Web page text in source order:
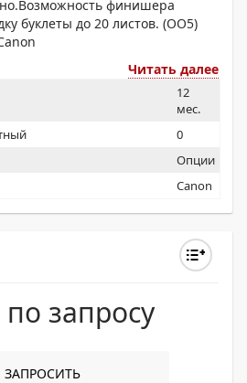
финишера
буклеты до 20 листов. (OO5)
Читать далее
12
мес.
0
Опции
Canon
запросу
ЗАПРОСИТЬ